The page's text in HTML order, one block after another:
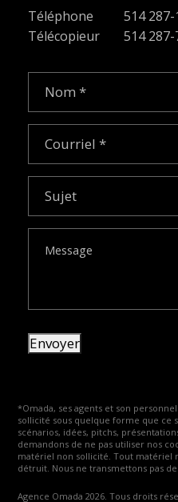
Téléphone
514 287-
Télécopieur
514
Envoyer
*Omada, ses agents et son
sollicité sous quelque forme que ce
scénarios, idées, pitchs,
demandons de ne pas utiliser nos
matériel non sollicité. Tout matériel
détruit. Nous ne transmettons pas
Agence Omada 2026. Tous droits